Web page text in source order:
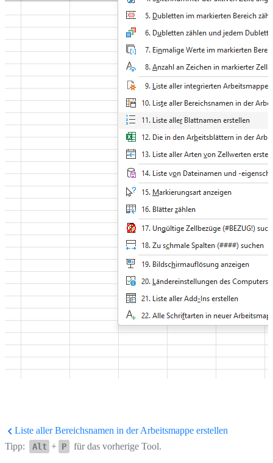
Liste aller Bereichsnamen in der Arbeitsmappe erstellen
Tipp:
Alt + P für das vorherige Tool.